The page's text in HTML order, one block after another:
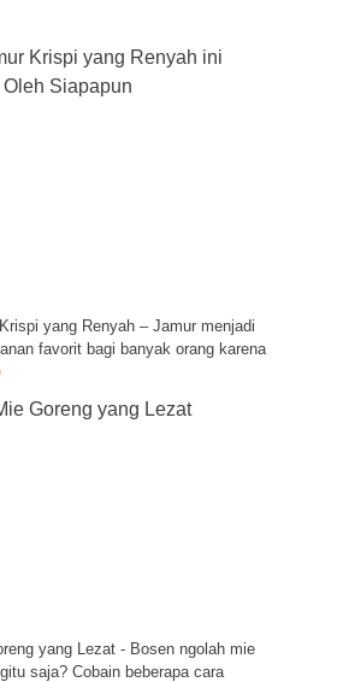
Krispi yang Renyah ini
Siapapun
yang Renyah – Jamur menjadi
favorit bagi banyak orang karena
Goreng yang Lezat
yang Lezat - Bosen ngolah mie
saja? Cobain beberapa cara